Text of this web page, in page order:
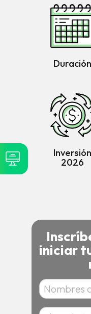
Duración
Inversión
2026
iniciar